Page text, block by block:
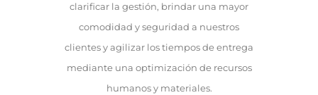
clarificar la gestión, brindar una mayor
comodidad y seguridad a nuestros
clientes y agilizar los tiempos de entrega
mediante una optimización de recursos
humanos y materiales.